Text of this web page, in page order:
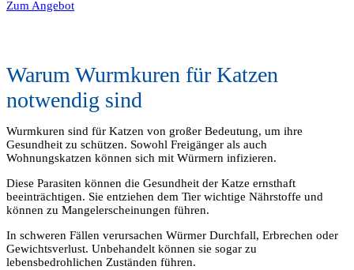
Zum Angebot
Warum Wurmkuren für Katzen
notwendig sind
Wurmkuren sind für Katzen von großer Bedeutung, um ihre
Gesundheit zu schützen. Sowohl Freigänger als auch
Wohnungskatzen können sich mit Würmern infizieren.
Diese Parasiten können die Gesundheit der Katze ernsthaft
beeinträchtigen. Sie entziehen dem Tier wichtige Nährstoffe und
können zu Mangelerscheinungen führen.
In schweren Fällen verursachen Würmer Durchfall, Erbrechen oder
Gewichtsverlust. Unbehandelt können sie sogar zu
lebensbedrohlichen Zuständen führen.